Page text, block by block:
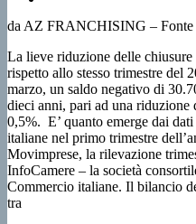
da AZ FRANCHISING – Fonte
La lieve riduzione delle
rispetto allo stesso trimestre del
marzo, un saldo negativo di
dieci anni, pari ad una riduzione
0,5%. E’ quanto emerge dai
italiane nel primo trimestre
Movimprese, la rilevazione
InfoCamere – la società
Commercio italiane. Il bilancio
tra